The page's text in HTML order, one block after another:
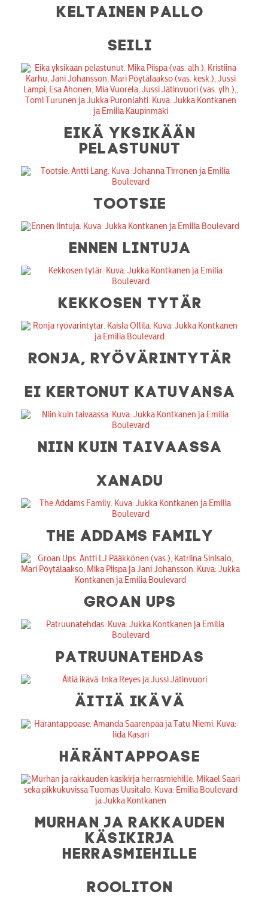
KELTAINEN PALLO
SEILI
EIKÄ YKSIKÄÄN
PELASTUNUT
TOOTSIE
ENNEN LINTUJA
KEKKOSEN TYTÄR
RONJA, RYÖVÄRINTYTÄR
EI KERTONUT KATUVANSA
NIIN KUIN TAIVAASSA
XANADU
THE ADDAMS FAMILY
GROAN UPS
PATRUUNATEHDAS
ÄITIÄ IKÄVÄ
HÄRÄNTAPPOASE
MURHAN JA RAKKAUDEN
KÄSIKIRJA
HERRASMIEHILLE
ROOLITON